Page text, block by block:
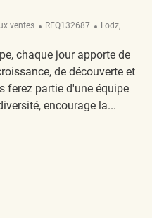
ventes ReqId
REQ132687 Emplacement
Lodz,
chaque jour apporte de
de découverte et
ferez partie d'une équipe
encourage la...